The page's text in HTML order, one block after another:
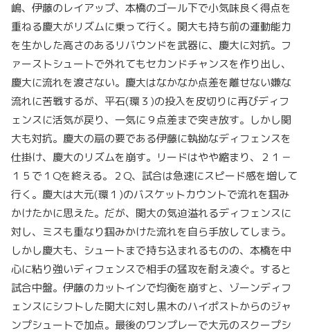
嶋、伊藤のレイアップ、本橋のゴール下で小気味良く得点を
重ねる慶大がリズムに乗って行く。関大も持ち前の運動能力
を生かした高さのあるリバウンドを武器に、慶大に対抗。フ
ァーストシュートで外れてもセカンドチャンスを作り出し、
慶大に流れを渡さない。慶大はなかなか点差を離せない嫌な
流れに苦戦するが、平石(環３)の投入を皮切りに再びディフ
ェンスに活気が戻り、一気に９点差まで突き放す。しかし関
大も対抗。慶大の扇の要である伊藤に執拗なディフェンスを
仕掛け、慶大のリズムを崩す。リードはやや縮まり、２１－
１５で１Qを終える。２Q、試合は急速にスピード感を増して
行く。慶大は大元(環１)のバスケットカウントで流れを掴み
かけたかに思えた。だが、関大の気迫溢れるディフェンスに
対し、ミスも重なり掴みかけた流れを自ら手放してしまう。
しかし慶大も、シュートまで持ち込まれるものの、本橋を中
心に粘り強いディフェンスで相手の猛攻を耐え凌ぐ。すると
試合中盤。伊藤のカットインで均衡を崩すと、ゾーンディフ
ェンスにシフトした関大に対し黒木のハイポストからのジャ
ンプシュートで加点。最後のワンプレーで大元のスクープシ